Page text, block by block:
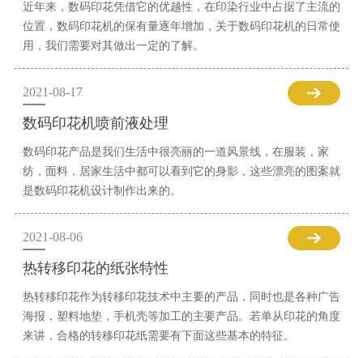
近年来，数码印花凭借它的优越性，在印染行业中占据了主流的
位置，数码印花机的保有量逐年增加，关于数码印花机的日常使
用，我们需要对其做出一定的了解。
2021-08-17
数码印花机喷前液处理
数码印花产品是我们生活中很亮丽的一道风景线，在服装，家
纺，面料，居家生活中都可以看到它的身影，这些漂亮的图案就
是数码印花机设计制作出来的。
2021-08-06
热转移印花的纸张特性
热转移印花作为转移印花技术中主要的产品，同时也是各种广告
海报，塑料地垫，手机壳等加工的主要产品。若单从印花的角度
来讲，合格的转移印花纸需要有下面这些基本的特征。